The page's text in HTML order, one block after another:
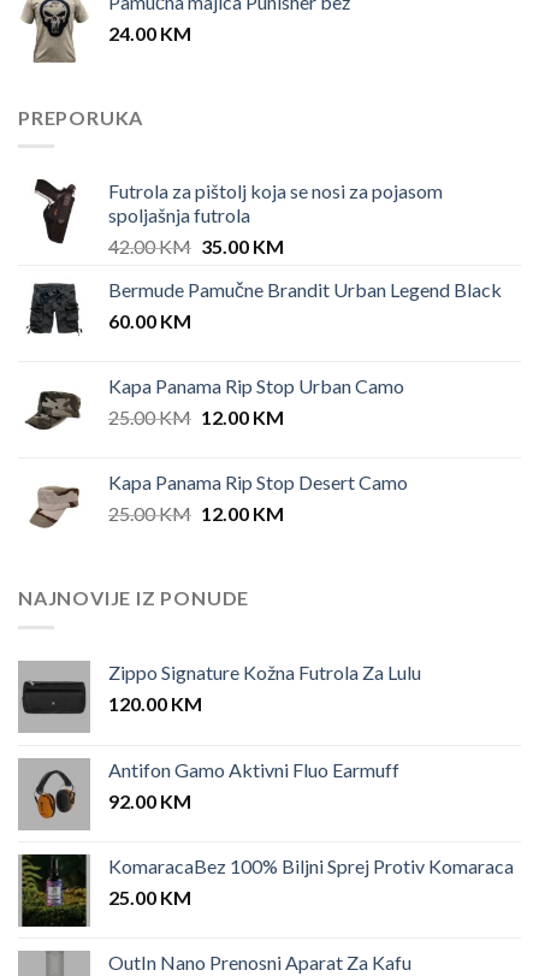
24.00 KM
PREPORUKA
Futrola za pištolj koja se nosi za pojasom
spoljašnja futrola
42.00KM Original
was:
35.00 KMCurrent
is:
Bermude Pamučne Brandit Urban Legend Black
60.00 KM
Kapa Panama Rip Stop Urban Camo
25.00KM Original
25.00 KM.
12.00 KMCurrent
12.00 KM.
Kapa Panama Rip Stop Desert Camo
25.00KM Original
25.00 KM.
12.00 KMCurrent
NAJNOVIJE IZ PONUDE
Zippo Signature Kožna Futrola Za Lulu
120.00 KM
Antifon Gamo Aktivni Fluo Earmuff
92.00 KM
KomaracaBez 100% Biljni Sprej Protiv Komaraca
25.00 KM
OutIn Nano Prenosni Aparat Za Kafu